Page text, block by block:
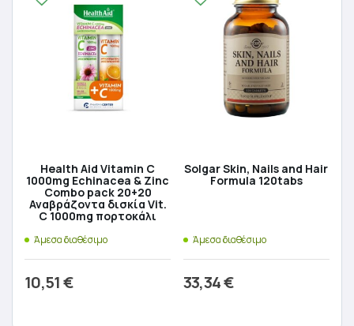
Health Aid Vitamin C
1000mg Echinacea & Zinc
Combo pack 20+20
Αναβράζοντα δισκία Vit.
C 1000mg πορτοκάλι
Άμεσα διαθέσιμο
10,51€
Solgar Skin, Nails and Hair
Formula 120tabs
Άμεσα διαθέσιμο
33,34€